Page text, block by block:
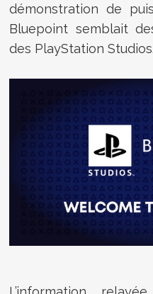
démonstration de
Bluepoint semblait
des PlayStation Studios.